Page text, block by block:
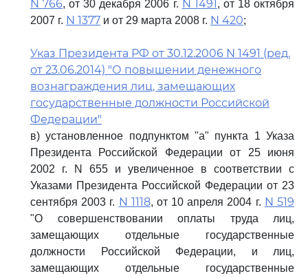
N 766, от 30 декабря 2006 г. N 1491 , от 18 октября
2007 г. N 1377 и от 29 марта 2008 г. N 420;
Указ Президента РФ от 30.12.2006 N 1491 (ред.
от 23.06.2014) "О повышении денежного
вознаграждения лиц, замещающих
государственные должности Российской
Федерации"
в) установленное подпунктом "а" пункта 1 Указа
Президента Российской Федерации от 25 июня
2002 г. N 655 и увеличенное в соответствии с
Указами Президента Российской Федерации от 23
сентября 2003 г. N 1118, от 10 апреля 2004 г. N 519
"О совершенствовании оплаты труда лиц,
замещающих отдельные государственные
должности Российской Федерации, и лиц,
замещающих отдельные государственные